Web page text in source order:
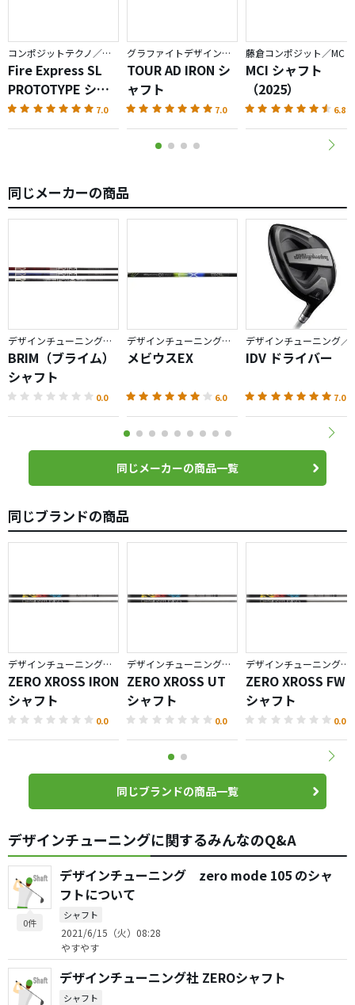
コンポジットテクノ／ファイアーエクスプレス
Fire Express SL
PROTOTYPE シャ
フト
7.0
グラファイトデザイン／TOUR AD
TOUR AD IRON シ
ャフト
7.0
藤倉コンポジット／MC
MCI シャフト
（2025）
6.8
同じメーカーの商品
デザインチューニング／BRIM
BRIM（ブライム）
シャフト
0.0
デザインチューニング／メビウス
メビウスEX
6.0
デザインチューニング／
IDV ドライバー
7.0
同じメーカーの商品一覧
同じブランドの商品
デザインチューニング／ZERO XROSS
ZERO XROSS IRON
シャフト
0.0
デザインチューニング／ZERO XROSS
ZERO XROSS UT
シャフト
0.0
デザインチューニング／ZERO XROSS
ZERO XROSS FW
シャフト
0.0
同じブランドの商品一覧
デザインチューニングに関するみんなのQ&A
0件
デザインチューニング zero mode 105 のシャ
フトについて
シャフト
2021/6/15（火）08:28
やすやす
デザインチューニング社 ZEROシャフト
シャフト